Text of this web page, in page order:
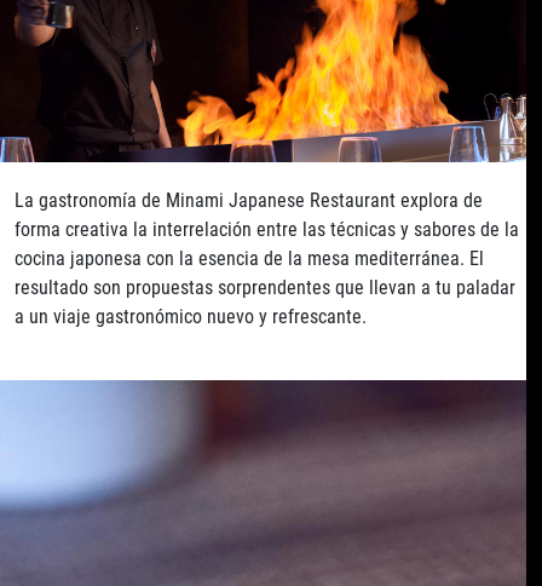
La gastronomía de Minami Japanese Restaurant explora de
forma creativa la interrelación entre las técnicas y sabores de la
cocina japonesa con la esencia de la mesa mediterránea. El
resultado son propuestas sorprendentes que llevan a tu paladar
a un viaje gastronómico nuevo y refrescante.